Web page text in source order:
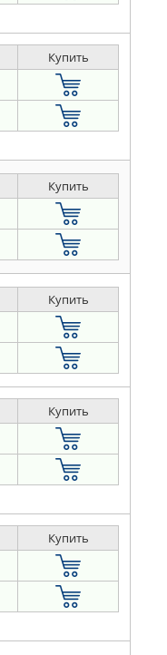
Купить
Купить
Купить
Купить
Купить